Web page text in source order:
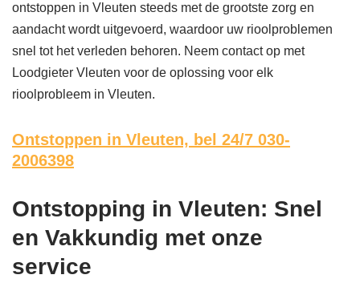
ontstoppen in Vleuten steeds met de grootste zorg en
aandacht wordt uitgevoerd, waardoor uw rioolproblemen
snel tot het verleden behoren. Neem contact op met
Loodgieter Vleuten voor de oplossing voor elk
rioolprobleem in Vleuten.
Ontstoppen in Vleuten, bel 24/7 030-
2006398
Ontstopping in Vleuten: Snel
en Vakkundig met onze
service